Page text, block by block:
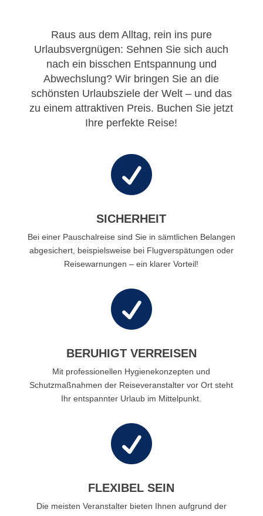
Raus aus dem Alltag, rein ins pure
Urlaubsvergnügen: Sehnen Sie sich auch
nach ein bisschen Entspannung und
Abwechslung? Wir bringen Sie an die
schönsten Urlaubsziele der Welt – und das
zu einem attraktiven Preis. Buchen Sie jetzt
Ihre perfekte Reise!

SICHERHEIT
Bei einer Pauschalreise sind Sie in sämtlichen Belangen
abgesichert, beispielsweise bei Flugverspätungen oder
Reisewarnungen – ein klarer Vorteil!

BERUHIGT VERREISEN
Mit professionellen Hygienekonzepten und
Schutzmaßnahmen der Reiseveranstalter vor Ort steht
Ihr entspannter Urlaub im Mittelpunkt.

FLEXIBEL SEIN
Die meisten Veranstalter bieten Ihnen aufgrund der